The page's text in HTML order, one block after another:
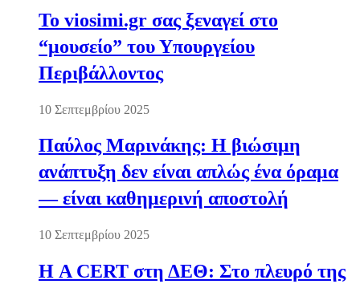
Το viosimi.gr σας ξεναγεί στο
“μουσείο” του Υπουργείου
Περιβάλλοντος
10 Σεπτεμβρίου 2025
Παύλος Μαρινάκης: Η βιώσιμη
ανάπτυξη δεν είναι απλώς ένα όραμα
— είναι καθημερινή αποστολή
10 Σεπτεμβρίου 2025
Η A CERT στη ΔΕΘ: Στο πλευρό της